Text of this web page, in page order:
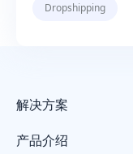
Dropshipping
解决方案
产品介绍